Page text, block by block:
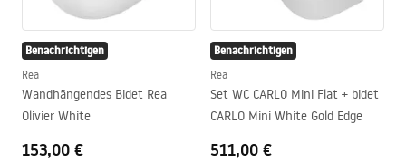
Benachrichtigen
Rea
Wandhängendes Bidet Rea
Olivier White
153,00 €
Benachrichtigen
Rea
Set WC CARLO Mini Flat + bidet
CARLO Mini White Gold Edge
511,00 €